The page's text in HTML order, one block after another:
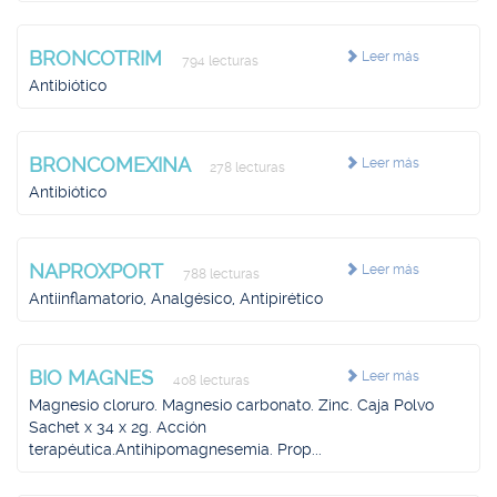
Leer más
BRONCOTRIM 794 lecturas
Antibiótico
Leer más
BRONCOMEXINA 278 lecturas
Antibiótico
Leer más
NAPROXPORT 788 lecturas
Antiinflamatorio, Analgésico, Antipirético
Leer más
BIO MAGNES 408 lecturas
Magnesio cloruro. Magnesio carbonato. Zinc. Caja Polvo
Sachet x 34 x 2g. Acción
terapéutica.Antihipomagnesemia. Prop...